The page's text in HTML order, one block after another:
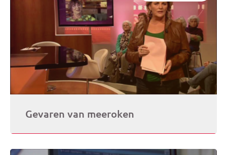
Gevaren van meeroken